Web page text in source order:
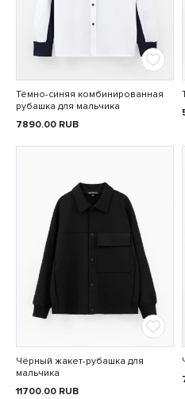
Тёмно-синяя комбинированная
рубашка для мальчика
7890.00 RUB
Чёрный жакет-рубашка для
мальчика
11700.00 RUB